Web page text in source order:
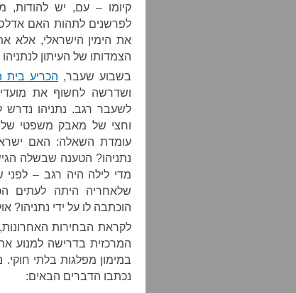
קיומו – עם, יש להודות,
לפרשנים לתהות האם
את הימין הישראלי, אלא
הצמדותו של העיתון
בשבוע שעבר, הכריע בית
ושדרשה לחשוף את מועדי
לשעבר רגב. נתניהו נדרש
וחצי של מאבק משפטי של
עומדת השאלה: האם
נתניהו? הטענה שבשלה
מדי לילה היה רגב – לפני
שלאחריה היתה לעתים
הוכתבה לו על ידי נתניהו?
המרכזית בדרישה למנוע
במימון מפלגות בלתי חוקי.
נכתבו הדברים הבאים: